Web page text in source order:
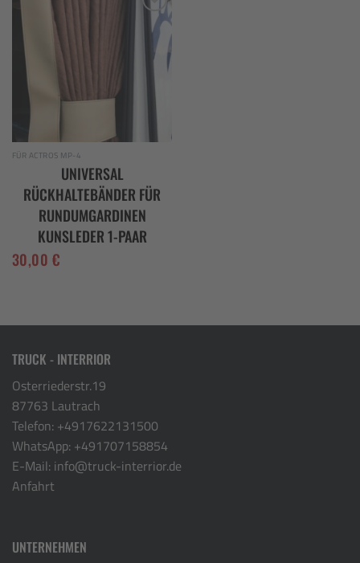
Add to
wishlist
FÜR ACTROS MP-4
UNIVERSAL
RÜCKHALTEBÄNDER FÜR
RUNDUMGARDINEN
KUNSLEDER 1-PAAR
30,00€
TRUCK - INTERRIOR
Osterriederstr.19
87763 Lautrach
Telefon: +4917622131500
WhatsApp: +491707158854
E-Mail: info@truck-interrior.de
Anfahrt
UNTERNEHMEN